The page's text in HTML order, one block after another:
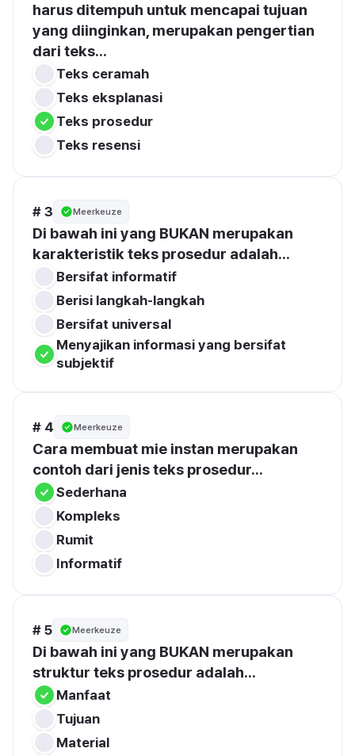
harus ditempuh untuk mencapai tujuan
yang diinginkan, merupakan pengertian
dari teks...
Teks ceramah
Teks eksplanasi
Teks prosedur
Teks resensi
# 3 Meerkeuze
Di bawah ini yang BUKAN merupakan
karakteristik teks prosedur adalah...
Bersifat informatif
Berisi langkah-langkah
Bersifat universal
Menyajikan informasi yang bersifat
subjektif
# 4 Meerkeuze
Cara membuat mie instan merupakan
contoh dari jenis teks prosedur...
Sederhana
Kompleks
Rumit
Informatif
# 5 Meerkeuze
Di bawah ini yang BUKAN merupakan
struktur teks prosedur adalah...
Manfaat
Tujuan
Material